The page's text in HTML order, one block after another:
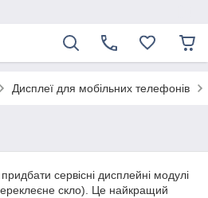
Дисплеї для мобільних телефонів
сервісні дисплейні модулі
скло). Це найкращий